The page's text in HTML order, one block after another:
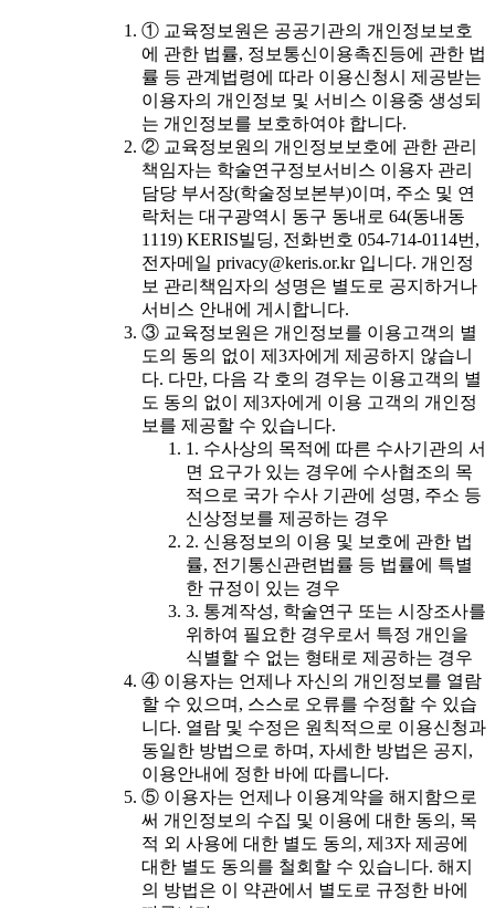
① 교육정보원은 공공기관의 개인정보보호
에 관한 법률, 정보통신이용촉진등에 관한 법
률 등 관계법령에 따라 이용신청시 제공받는
이용자의 개인정보 및 서비스 이용중 생성되
는 개인정보를 보호하여야 합니다.
② 교육정보원의 개인정보보호에 관한 관리
책임자는 학술연구정보서비스 이용자 관리
담당 부서장(학술정보본부)이며, 주소 및 연
락처는 대구광역시 동구 동내로 64(동내동
1119) KERIS빌딩, 전화번호 054-714-0114번,
전자메일 privacy@keris.or.kr 입니다. 개인정
보 관리책임자의 성명은 별도로 공지하거나
서비스 안내에 게시합니다.
③ 교육정보원은 개인정보를 이용고객의 별
도의 동의 없이 제3자에게 제공하지 않습니
다. 다만, 다음 각 호의 경우는 이용고객의 별
도 동의 없이 제3자에게 이용 고객의 개인정
보를 제공할 수 있습니다.
1. 수사상의 목적에 따른 수사기관의 서
면 요구가 있는 경우에 수사협조의 목
적으로 국가 수사 기관에 성명, 주소 등
신상정보를 제공하는 경우
2. 신용정보의 이용 및 보호에 관한 법
률, 전기통신관련법률 등 법률에 특별
한 규정이 있는 경우
3. 통계작성, 학술연구 또는 시장조사를
위하여 필요한 경우로서 특정 개인을
식별할 수 없는 형태로 제공하는 경우
④ 이용자는 언제나 자신의 개인정보를 열람
할 수 있으며, 스스로 오류를 수정할 수 있습
니다. 열람 및 수정은 원칙적으로 이용신청과
동일한 방법으로 하며, 자세한 방법은 공지,
이용안내에 정한 바에 따릅니다.
⑤ 이용자는 언제나 이용계약을 해지함으로
써 개인정보의 수집 및 이용에 대한 동의, 목
적 외 사용에 대한 별도 동의, 제3자 제공에
대한 별도 동의를 철회할 수 있습니다. 해지
의 방법은 이 약관에서 별도로 규정한 바에